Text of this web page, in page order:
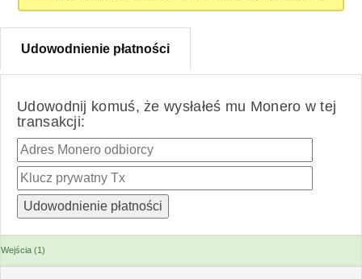
Udowodnienie płatności
Udowodnij komuś, że wysłałeś mu Monero w tej
transakcji:
Wejścia (1)